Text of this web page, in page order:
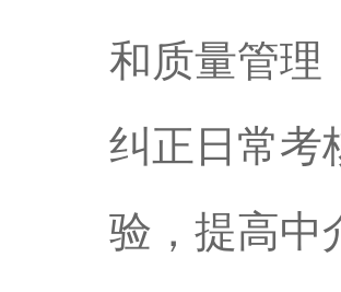
和质量管理
纠正日常考
验，提高中